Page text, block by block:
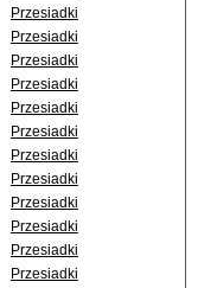
Przesiadki
Przesiadki
Przesiadki
Przesiadki
Przesiadki
Przesiadki
Przesiadki
Przesiadki
Przesiadki
Przesiadki
Przesiadki
Przesiadki